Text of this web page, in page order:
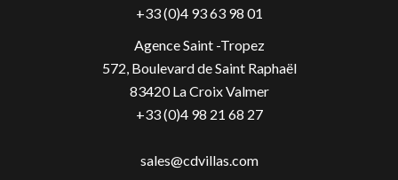
+33 (0)4 93 63 98 01
Agence Saint -Tropez
572, Boulevard de Saint Raphaël
83420 La Croix Valmer
+33 (0)4 98 21 68 27
sales@cdvillas.com